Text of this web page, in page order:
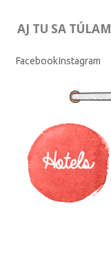
AJ TU SA TÚLAM
FacebookInstagram